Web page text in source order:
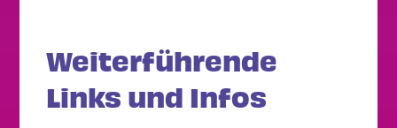
Weiterführende
Links und Infos